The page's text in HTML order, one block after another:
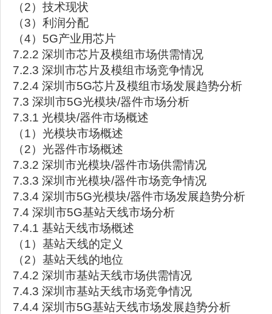
（2）技术现状
（3）利润分配
（4）5G产业用芯片
7.2.2 深圳市芯片及模组市场供需情况
7.2.3 深圳市芯片及模组市场竞争情况
7.2.4 深圳市5G芯片及模组市场发展趋势分析
7.3 深圳市5G光模块/器件市场分析
7.3.1 光模块/器件市场概述
（1）光模块市场概述
（2）光器件市场概述
7.3.2 深圳市光模块/器件市场供需情况
7.3.3 深圳市光模块/器件市场竞争情况
7.3.4 深圳市5G光模块/器件市场发展趋势分析
7.4 深圳市5G基站天线市场分析
7.4.1 基站天线市场概述
（1）基站天线的定义
（2）基站天线的地位
7.4.2 深圳市基站天线市场供需情况
7.4.3 深圳市基站天线市场竞争情况
7.4.4 深圳市5G基站天线市场发展趋势分析